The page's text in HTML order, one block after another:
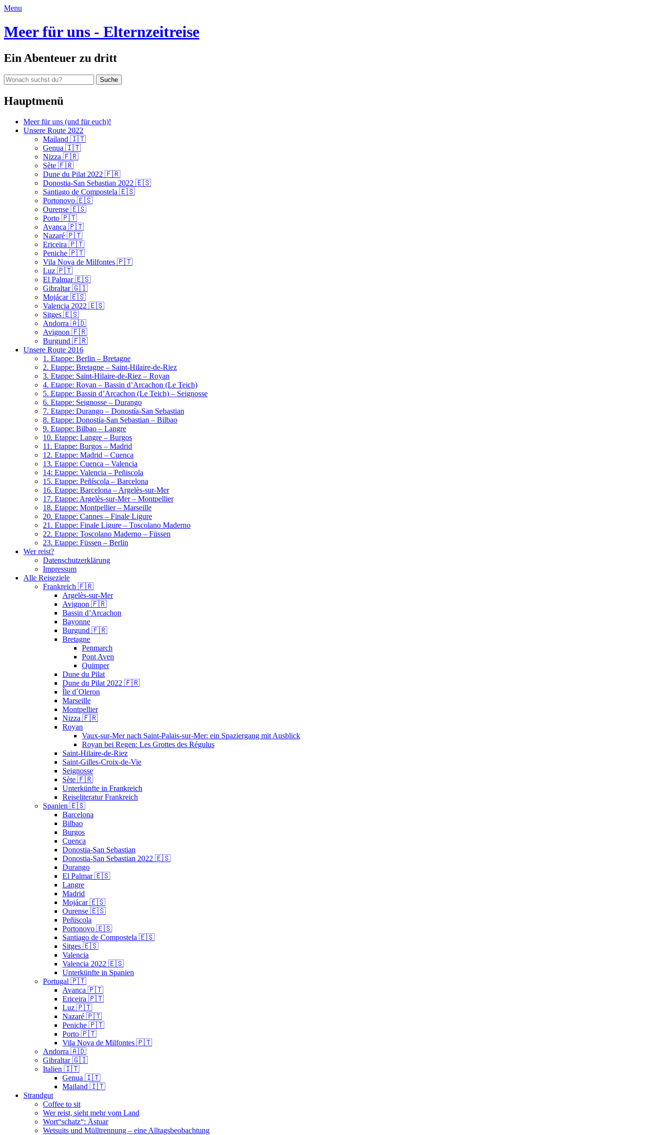
E-
Adresse:
Menu
Meer für uns - Elternzeitreise
Ein Abenteuer zu dritt
Suche
nach:
Hauptmenü
Zum
Inhalt
Meer für uns (und für euch)!
Unsere Route 2022
Mailand 🇮🇹
Genua 🇮🇹
Nizza 🇫🇷
Sète 🇫🇷
Dune du Pilat 2022 🇫🇷
Donostia-San Sebastian 2022 🇪🇸
Santiago de Compostela 🇪🇸
Portonovo 🇪🇸
Ourense 🇪🇸
Porto 🇵🇹
Avanca 🇵🇹
Nazaré 🇵🇹
Ericeira 🇵🇹
Peniche 🇵🇹
Vila Nova de Milfontes 🇵🇹
Luz 🇵🇹
El Palmar 🇪🇸
Gibraltar 🇬🇮
Mojácar 🇪🇸
Valencia 2022 🇪🇸
Sitges 🇪🇸
Andorra 🇦🇩
Avignon 🇫🇷
Burgund 🇫🇷
Unsere Route 2016
1. Etappe: Berlin – Bretagne
2. Etappe: Bretagne – Saint-Hilaire-de-Riez
3. Etappe: Saint-Hilaire-de-Riez – Royan
4. Etappe: Royan – Bassin d’Arcachon (Le Teich)
5. Etappe: Bassin d’Arcachon (Le Teich) – Seignosse
6. Etappe: Seignosse – Durango
7. Etappe: Durango – Donostía-San Sebastian
8. Etappe: Donostía-San Sebastian – Bilbao
9. Etappe: Bilbao – Langre
10. Etappe: Langre – Burgos
11. Etappe: Burgos – Madrid
12. Etappe: Madrid – Cuenca
13. Etappe: Cuenca – Valencia
14: Etappe: Valencia – Peñiscola
15. Etappe: Peñíscola – Barcelona
16. Etappe: Barcelona – Argelès-sur-Mer
17. Etappe: Argelès-sur-Mer – Montpellier
18. Etappe: Montpellier – Marseille
20. Etappe: Cannes – Finale Ligure
21. Etappe: Finale Ligure – Toscolano Maderno
22. Etappe: Toscolano Maderno – Füssen
23. Etappe: Füssen – Berlin
Wer reist?
Datenschutzerklärung
Impressum
Alle Reiseziele
Frankreich 🇫🇷
Argelès-sur-Mer
Avignon 🇫🇷
Bassin d’Arcachon
Bayonne
Burgund 🇫🇷
Bretagne
Penmarch
Pont Aven
Quimper
Dune du Pilat
Dune du Pilat 2022 🇫🇷
Île d´Oleron
Marseille
Montpellier
Nizza 🇫🇷
Royan
Vaux-sur-Mer nach Saint-Palais-sur-Mer: ein Spaziergang mit Ausblick
Royan bei Regen: Les Grottes des Régulus
Saint-Hilaire-de-Riez
Saint-Gilles-Croix-de-Vie
Seignosse
Sète 🇫🇷
Unterkünfte in Frankreich
Reiseliteratur Frankreich
Spanien 🇪🇸
Barcelona
Bilbao
Burgos
Cuenca
Donostia-San Sebastian
Donostia-San Sebastian 2022 🇪🇸
Durango
El Palmar 🇪🇸
Langre
Madrid
Mojácar 🇪🇸
Ourense 🇪🇸
Peñiscola
Portonovo 🇪🇸
Santiago de Compostela 🇪🇸
Sitges 🇪🇸
Valencia
Valencia 2022 🇪🇸
Unterkünfte in Spanien
Portugal 🇵🇹
Avanca 🇵🇹
Ericeira 🇵🇹
Luz 🇵🇹
Nazaré 🇵🇹
Peniche 🇵🇹
Porto 🇵🇹
Vila Nova de Milfontes 🇵🇹
Andorra 🇦🇩
Gibraltar 🇬🇮
Italien 🇮🇹
Genua 🇮🇹
Mailand 🇮🇹
Strandgut
Coffee to sit
Wer reist, sieht mehr vom Land
Wort“schatz“: Ästuar
Wetsuits und Mülltrennung – eine Alltagsbeobachtung